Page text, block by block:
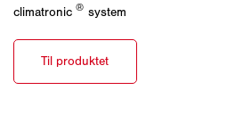
climatronic® system